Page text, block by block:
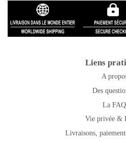
Liens
A
Des
La FAQ
Vie privée &
Livraisons,